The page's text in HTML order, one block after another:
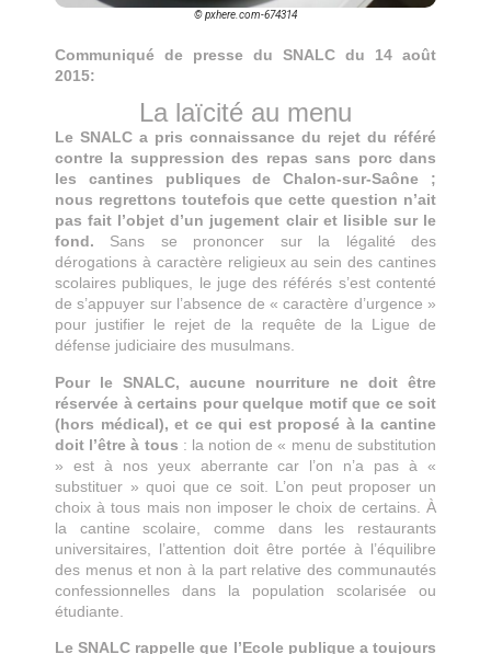
© pxhere.com-674314
Communiqué de presse du SNALC du 14 août
2015:
La laïcité au menu
Le SNALC a pris connaissance du rejet du référé
contre la suppression des repas sans porc dans
les cantines publiques de Chalon-sur-Saône ;
nous regrettons toutefois que cette question n’ait
pas fait l’objet d’un jugement clair et lisible sur le
fond. Sans se prononcer sur la légalité des
dérogations à caractère religieux au sein des cantines
scolaires publiques, le juge des référés s’est contenté
de s’appuyer sur l’absence de « caractère d’urgence »
pour justifier le rejet de la requête de la Ligue de
défense judiciaire des musulmans.
Pour le SNALC, aucune nourriture ne doit être
réservée à certains pour quelque motif que ce soit
(hors médical), et ce qui est proposé à la cantine
doit l’être à tous : la notion de « menu de substitution
» est à nos yeux aberrante car l’on n’a pas à «
substituer » quoi que ce soit. L’on peut proposer un
choix à tous mais non imposer le choix de certains. À
la cantine scolaire, comme dans les restaurants
universitaires, l’attention doit être portée à l’équilibre
des menus et non à la part relative des communautés
confessionnelles dans la population scolarisée ou
étudiante.
Le SNALC rappelle que l’Ecole publique a toujours